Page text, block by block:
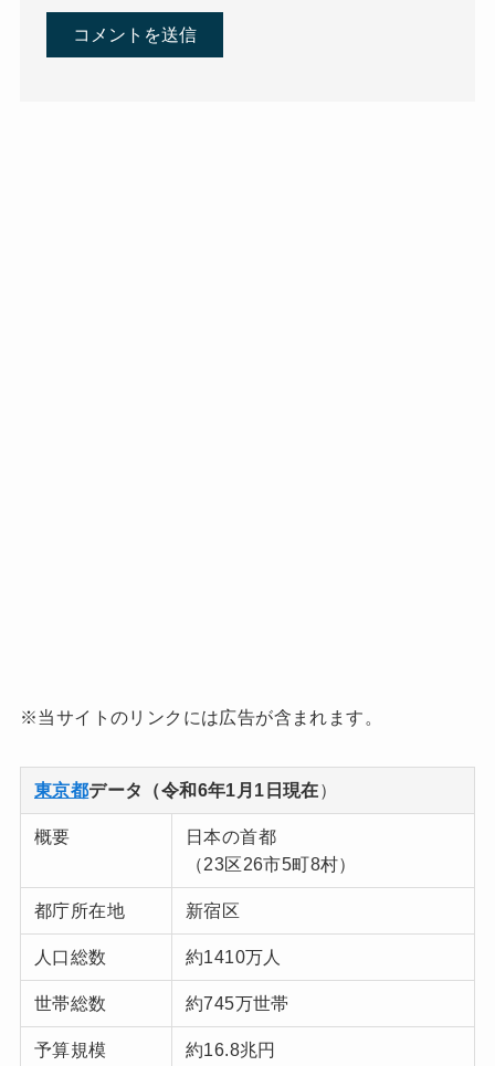
※当サイトのリンクには広告が含まれます。
東京都データ（令和6年1月1日現在）
概要
日本の首都
（23区26市5町8村）
都庁所在地 新宿区
人口総数 約1410万人
世帯総数 約745万世帯
予算規模
約16.8兆円